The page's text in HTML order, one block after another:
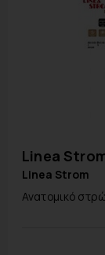
Linea
Linea Strom
Ανατομικό